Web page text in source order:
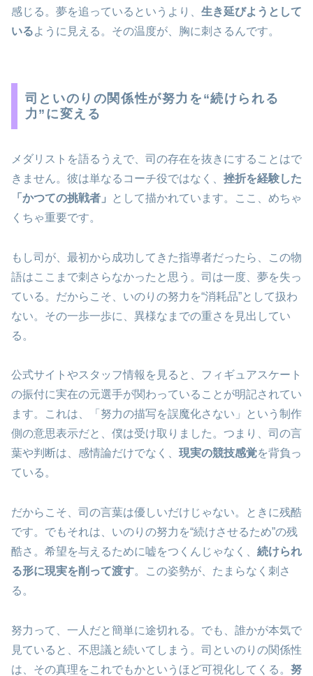
感じる。夢を追っているというより、 生き延びようとして
いるように見える。その温度が、胸に刺さるんです。
司といのりの関係性が努力を“続けられる
力”に変える
メダリストを語るうえで、司の存在を抜きにすることはで
きません。彼は単なるコーチ役ではなく、 挫折を経験した
「かつての挑戦者」
として描かれています。ここ、めちゃ
くちゃ重要です。
もし司が、最初から成功してきた指導者だったら、この物
語はここまで刺さらなかったと思う。司は一度、夢を失っ
ている。だからこそ、いのりの努力を“消耗品”として扱わ
ない。その一歩一歩に、異様なまでの重さを見出してい
る。
公式サイトやスタッフ情報を見ると、フィギュアスケート
の振付に実在の元選手が関わっていることが明記されてい
ます。これは、「努力の描写を誤魔化さない」という制作
側の意思表示だと、僕は受け取りました。つまり、司の言
葉や判断は、感情論だけでなく、 現実の競技感覚を背負っ
ている。
だからこそ、司の言葉は優しいだけじゃない。ときに残酷
です。でもそれは、いのりの努力を“続けさせるため”の残
酷さ。希望を与えるために嘘をつくんじゃなく、 続けられ
る形に現実を削って渡す。この姿勢が、たまらなく刺さ
る。
努力って、一人だと簡単に途切れる。でも、誰かが本気で
見ていると、不思議と続いてしまう。司といのりの関係性
は、その真理をこれでもかというほど可視化してくる。 努